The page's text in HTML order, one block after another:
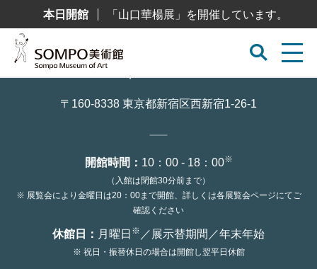
テ
本日開館 「山口華楊展」を開催しています。
〒160-8338 東京都新宿区西新宿1-26-1
開館時間： 10：00 - 18：00※
（入館は閉館30分前まで）
※ 展覧会により金曜日は20：00まで開館、詳しくは各展覧会ページにてご
確認ください
休館日： 月曜日 ※ ／展示替期間／年末年始
※ 祝日・振替休日の場合は開館し翌平日休館